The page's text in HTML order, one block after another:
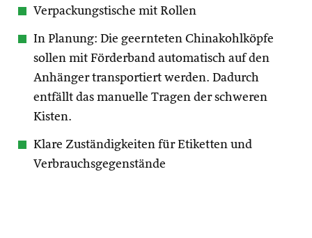
Verpackungstische mit Rollen
In Planung: Die geernteten Chinakohlköpfe
sollen mit Förderband automatisch auf den
Anhänger transportiert werden. Dadurch
entfällt das manuelle Tragen der schweren
Kisten.
Klare Zuständigkeiten für Etiketten und
Verbrauchsgegenstände